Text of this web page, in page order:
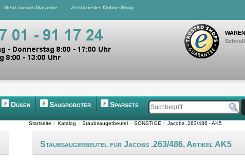
Geld-zurück-Garantie Zertifizierter Online-Shop
Düsen Saugroboter Sparsets
Startseite » Katalog » Staubsaugerbeutel » SONSTIGE » Jacobs .263/486 - AK5
Staubsaugerbeutel für Jacobs .263/486, Artikel AK5